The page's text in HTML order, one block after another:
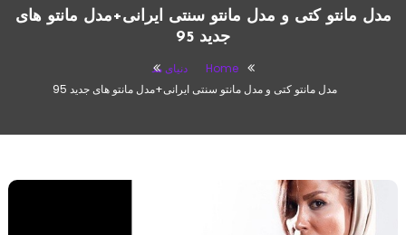
مدل مانتو کتی و مدل مانتو سنتی ایرانی+مدل مانتو های
جدید 95
Home
دنیای مد
مدل مانتو کتی و مدل مانتو سنتی ایرانی+مدل مانتو های جدید 95